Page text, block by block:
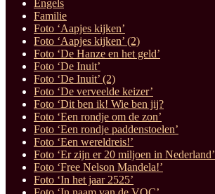
Engels
Familie
Foto ‘Aapjes kijken’
Foto ‘Aapjes kijken’ (2)
Foto ‘De Hanze en het geld’
Foto ‘De Inuit’
Foto ‘De Inuit’ (2)
Foto ‘De verveelde keizer’
Foto ‘Dit ben ik! Wie ben jij?
Foto ‘Een rondje om de zon’
Foto ‘Een rondje paddenstoelen’
Foto ‘Een wereldreis!’
Foto ‘Er zijn er 20 miljoen in Nederland’
Foto ‘Free Nelson Mandela!’
Foto ‘In het jaar 2525’